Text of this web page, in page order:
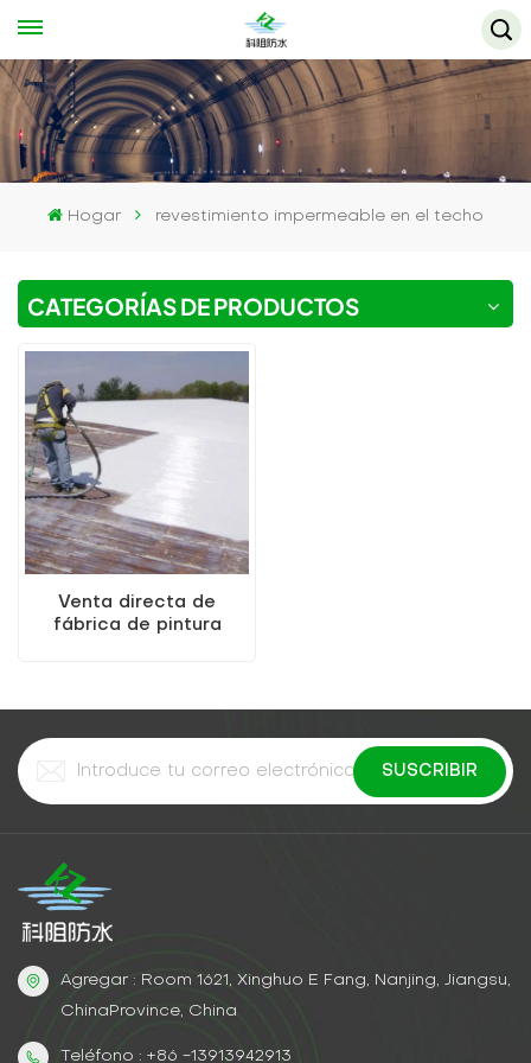
Hogar revestimiento impermeable en el techo
CATEGORÍAS DE PRODUCTOS
Venta directa de
fábrica de pintura
Agregar : Room 1621, Xinghuo E Fang, Nanjing, Jiangsu,
ChinaProvince, China
Teléfono : +86 -13913942913